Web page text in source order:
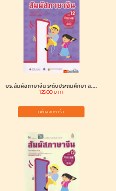
บร.สัมผัสภาษาจีน ระดับประถมศึกษา ล....
125.00 บาท
เพิ่มลงตะกร้า